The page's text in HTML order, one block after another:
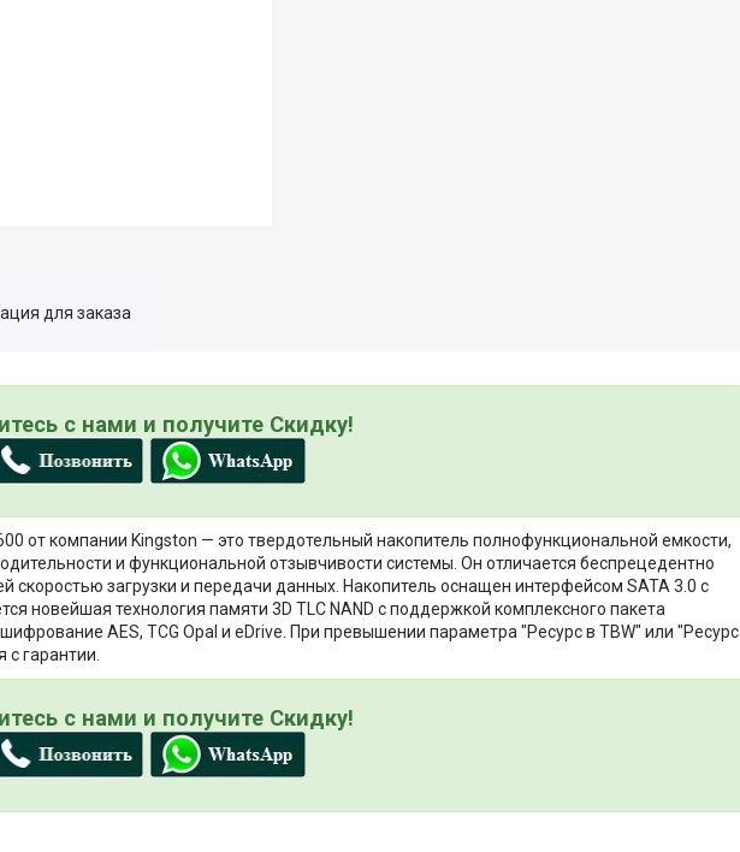
для заказа
с нами и получите Скидку!
от компании Kingston — это твердотельный накопитель полнофункциональной емкости,
и функциональной отзывчивости системы. Он отличается беспрецедентно
загрузки и передачи данных. Накопитель оснащен интерфейсом SATA 3.0 с
новейшая технология памяти 3D TLC NAND с поддержкой комплексного пакета
AES, TCG Opal и eDrive. При превышении параметра "Ресурс в TBW" или "Ресурс
с гарантии.
с нами и получите Скидку!